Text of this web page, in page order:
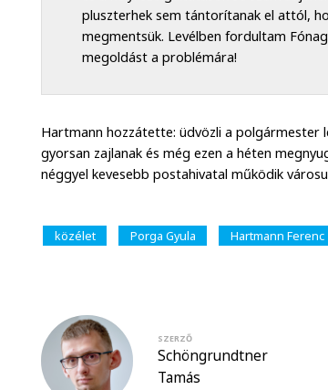
pluszterhek sem tántorítanak el attól,
megmentsük. Levélben fordultam
megoldást a problémára!
Hartmann hozzátette: üdvözli a polgármester
gyorsan zajlanak és még ezen a héten
néggyel kevesebb postahivatal működik
közélet Porga Gyula Hartmann Ferenc
SZERZŐ
Schöngrundtner
Tamás